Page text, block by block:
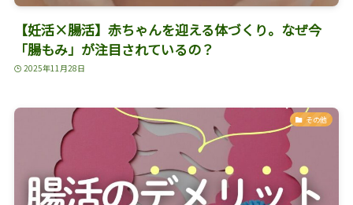
【妊活×腸活】赤ちゃんを迎える体づくり。なぜ今
「腸もみ」が注目されているの？
2025年11月28日
その他